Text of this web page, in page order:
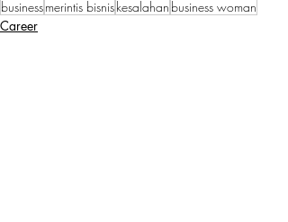
businessmerintis bisniskesalahan business woman
Career